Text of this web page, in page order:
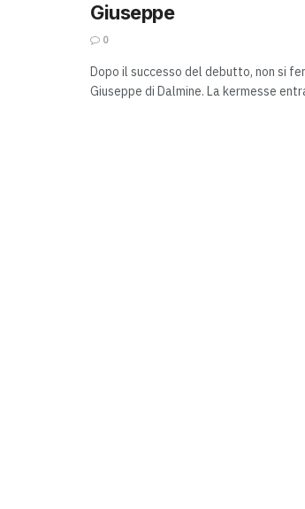
Giuseppe
0
Dopo il successo del debutto, non si
Giuseppe di Dalmine. La kermesse